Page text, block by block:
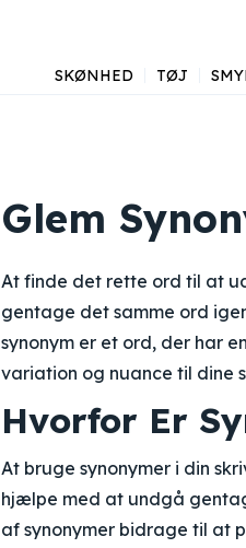
SKØNHED TØJ
Glem
At finde det rette ord til at
gentage det samme ord
synonym er et ord, der har
variation og nuance til dine
Hvorfor Er
At bruge synonymer i din
hjælpe med at undgå
af synonymer bidrage til at